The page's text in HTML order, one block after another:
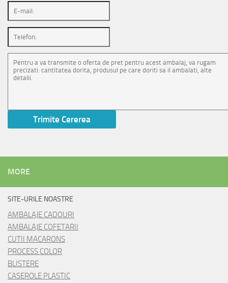
MORE
SITE-URILE NOASTRE
AMBALAJE CADOURI
AMBALAJE COFETARII
CUTII MACARONS
PROCESS COLOR
BLISTERE
CASEROLE PLASTIC